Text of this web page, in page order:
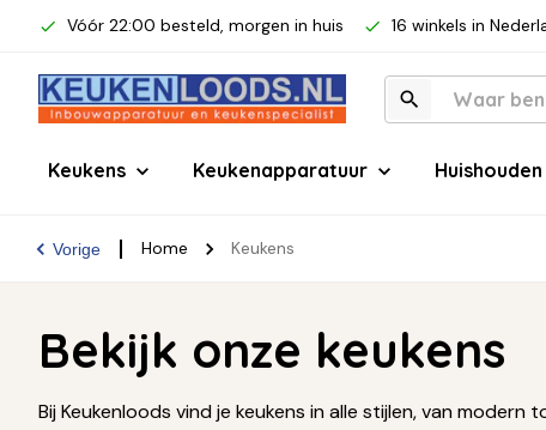
Vóór 22:00 besteld, morgen in huis 16 winkels in
Keukens Keukenapparatuur Huishouden
Vorige Home Keukens
Bekijk onze keukens
Bij Keukenloods vind je keukens in alle stijlen, van